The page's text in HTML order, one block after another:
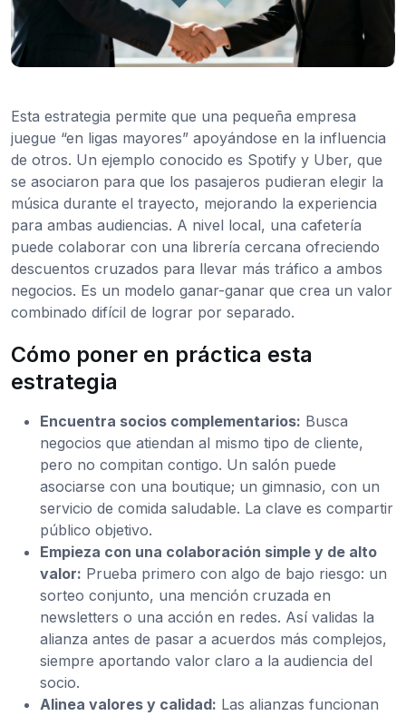
Esta estrategia permite que una pequeña empresa
juegue “en ligas mayores” apoyándose en la influencia
de otros. Un ejemplo conocido es Spotify y Uber, que
se asociaron para que los pasajeros pudieran elegir la
música durante el trayecto, mejorando la experiencia
para ambas audiencias. A nivel local, una cafetería
puede colaborar con una librería cercana ofreciendo
descuentos cruzados para llevar más tráfico a ambos
negocios. Es un modelo ganar-ganar que crea un valor
combinado difícil de lograr por separado.
Cómo poner en práctica esta
estrategia
Encuentra socios complementarios: Busca
negocios que atiendan al mismo tipo de cliente,
pero no compitan contigo. Un salón puede
asociarse con una boutique; un gimnasio, con un
servicio de comida saludable. La clave es compartir
público objetivo.
Empieza con una colaboración simple y de alto
valor: Prueba primero con algo de bajo riesgo: un
sorteo conjunto, una mención cruzada en
newsletters o una acción en redes. Así validas la
alianza antes de pasar a acuerdos más complejos,
siempre aportando valor claro a la audiencia del
socio.
Alinea valores y calidad: Las alianzas funcionan